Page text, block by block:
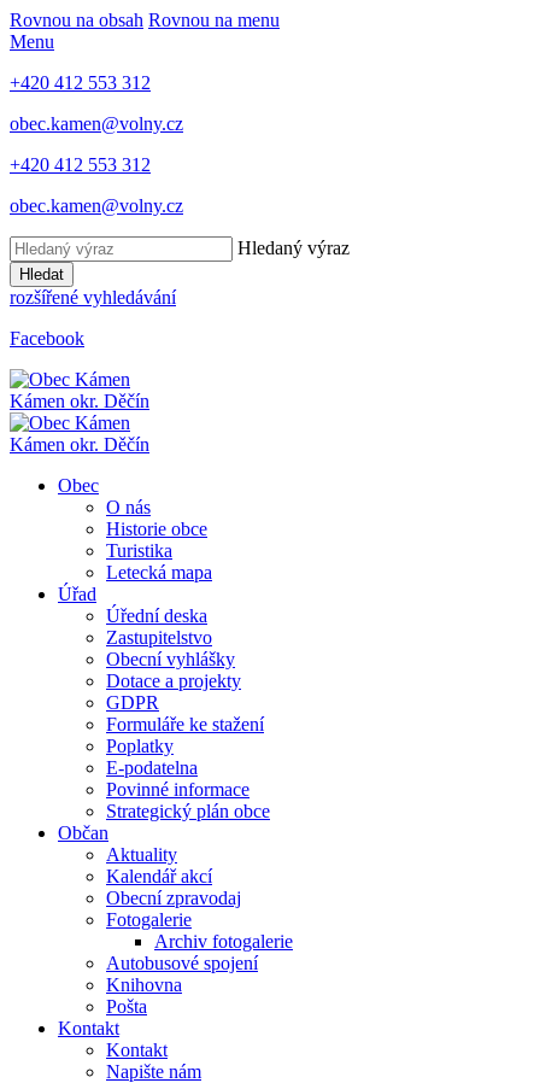
Rovnou na obsah Rovnou na menu
Menu
+420 412 553 312
obec.kamen@volny.cz
+420 412 553 312
obec.kamen@volny.cz
Hledaný výraz
Hledat
rozšířené vyhledávání
Facebook
Kámen okr. Děčín
Kámen okr. Děčín
Obec
O nás
Historie obce
Turistika
Letecká mapa
Úřad
Úřední deska
Zastupitelstvo
Obecní vyhlášky
Dotace a projekty
GDPR
Formuláře ke stažení
Poplatky
E-podatelna
Povinné informace
Strategický plán obce
Občan
Aktuality
Kalendář akcí
Obecní zpravodaj
Fotogalerie
Archiv fotogalerie
Autobusové spojení
Knihovna
Pošta
Kontakt
Kontakt
Napište nám